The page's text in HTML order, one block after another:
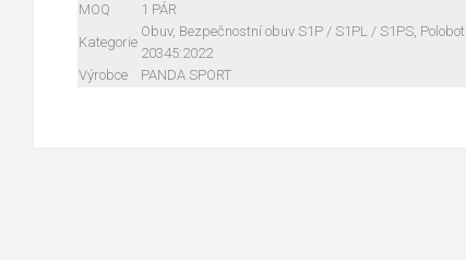
MOQ
1 PÁR
Kategorie
Obuv, Bezpečnostní obuv S1P / S1PL / S1PS,
20345:2022
Výrobce
PANDA SPORT